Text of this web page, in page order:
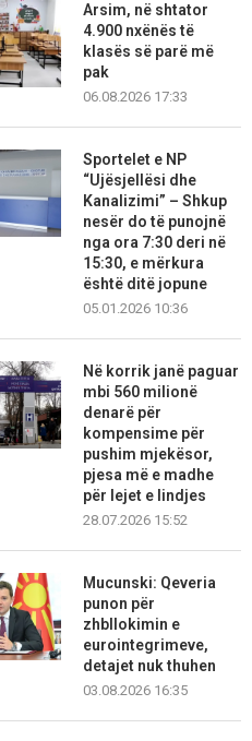
Arsim, në shtator
4.900 nxënës të
klasës së parë më
pak
06.08.2026 17:33
Sportelet e NP
“Ujësjellësi dhe
Kanalizimi” – Shkup
nesër do të punojnë
nga ora 7:30 deri në
15:30, e mërkura
është ditë jopune
05.01.2026 10:36
Në korrik janë paguar
mbi 560 milionë
denarë për
kompensime për
pushim mjekësor,
pjesa më e madhe
për lejet e lindjes
28.07.2026 15:52
Mucunski: Qeveria
punon për
zhbllokimin e
eurointegrimeve,
detajet nuk thuhen
03.08.2026 16:35